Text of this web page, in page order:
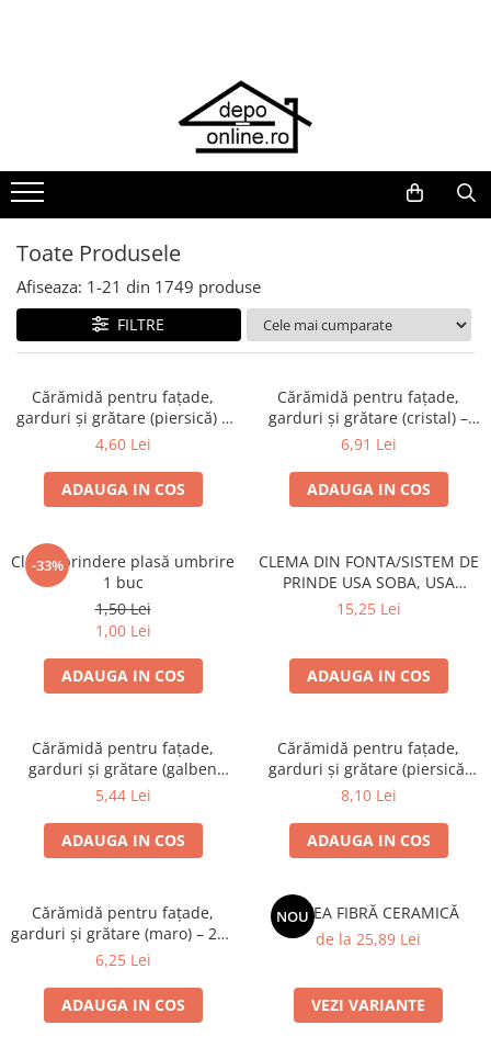
Grătare barbeque din fontă
România
PLITE DIN FONTĂ
GRĂTARE DE GRĂDINĂ
Cuptoare de pizza
Grătare din fontă
Grătare electrice
GRĂTARE PE GAZ
UȘI DIN FONTĂ
Uși de cuptor
Uși pentru sobă și șemineu
VASE DE GĂTIT
Vase pentru gătit din fontă
Vase pentru gătit din inox
Vase pentru gătit din oțel
REDUCERI VASE DIN FONTĂ
ACCESORII SOBĂ, ȘEMINEU ȘI
CUPTOR
ACCESORII PENTRU GATIT
COPERTINE ȘI PRELATE
Toate Produsele
Afiseaza: 1-21 din 1749 produse
FILTRE
Cărămidă pentru fațade,
garduri și grătare (piersică) –
250 × 120 × 65 mm
4,60 Lei
ADAUGA IN COS
Cărămidă pentru fațade,
garduri și grătare (cristal) –
250 × 120 × 65 mm
6,91 Lei
ADAUGA IN COS
-33%
Clemă prindere plasă umbrire
1 buc
1,50 Lei
1,00 Lei
ADAUGA IN COS
CLEMA DIN FONTA/SISTEM DE
PRINDE USA SOBA, USA
SEMINEU
15,25 Lei
ADAUGA IN COS
Cărămidă pentru fațade,
garduri și grătare (galben
corsica) – 250 × 120 × 65 mm
5,44 Lei
ADAUGA IN COS
Cărămidă pentru fațade,
garduri și grătare (piersică,
colț rotunjit) – 250 × 120 × 65
8,10 Lei
ADAUGA IN COS
Cărămidă pentru fațade,
garduri și grătare (maro) – 250
× 120 × 65 mm
6,25 Lei
ADAUGA IN COS
NOU
SALTEA FIBRĂ CERAMICĂ
de la 25,89 Lei
VEZI VARIANTE